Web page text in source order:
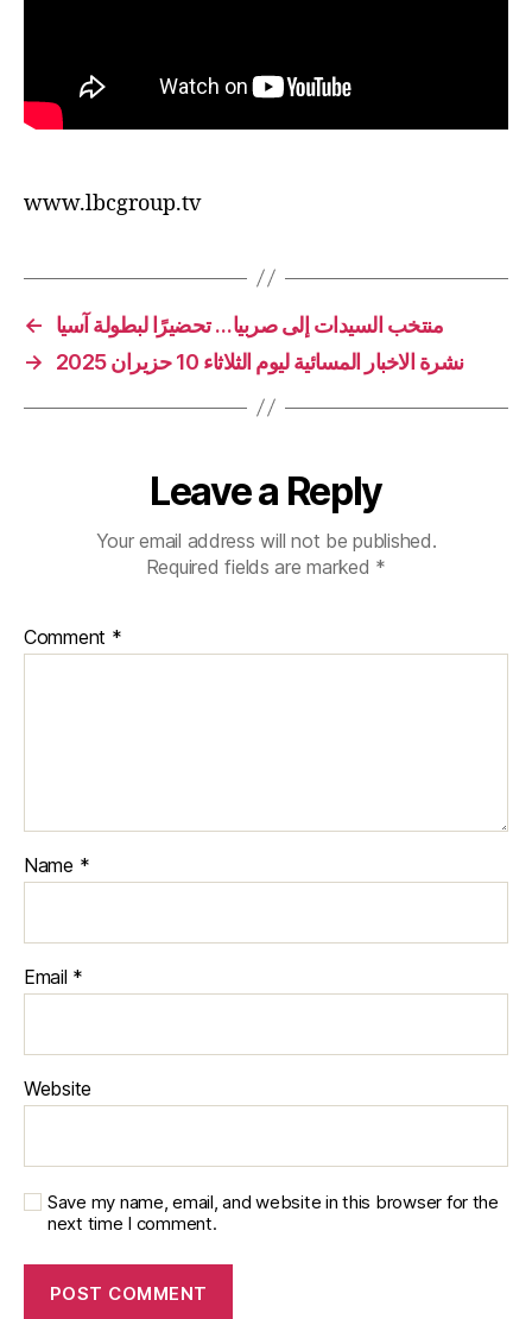
www.lbcgroup.tv
←
منتخب السيدات إلى صربيا… تحضيرًا لبطولة آسيا
→
نشرة الاخبار المسائية ليوم الثلاثاء 10 حزيران 2025
Leave a Reply
Your email address will not be published.
Required fields are marked *
Comment *
Name *
Email *
Website
Save my name, email, and website in this browser for the
next time I comment.